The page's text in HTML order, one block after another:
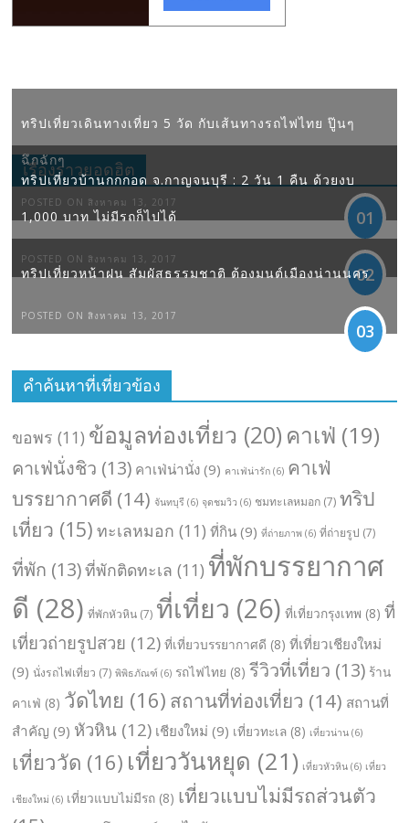
เรื่องราวยอดฮิต
ทริปเที่ยวเดินทางเที่ยว 5 วัด กับเส้นทางรถไฟไทย ปู๊นๆ
ฉึกฉักๆ
POSTED ON สิงหาคม 13, 2017
01
ทริปเที่ยวบ้านกกกอด จ.กาญจนบุรี : 2 วัน 1 คืน ด้วยงบ
1,000 บาท ไม่มีรถก็ไปได้
POSTED ON สิงหาคม 13, 2017
02
ทริปเที่ยวหน้าฝน สัมผัสธรรมชาติ ต้องมนต์เมืองน่านนคร
POSTED ON สิงหาคม 13, 2017
03
คำค้นหาที่เที่ยวข้อง
ขอพร (11) ข้อมูลท่องเที่ยว (20) คาเฟ่ (19)
คาเฟ่นั่งชิว (13) คาเฟ่น่านั่ง (9) คาเฟ่น่ารัก (6) คาเฟ่
บรรยากาศดี (14) จันทบุรี (6) จุดชมวิว (6) ชมทะเลหมอก (7) ทริป
เที่ยว (15) ทะเลหมอก (11) ที่กิน (9) ที่ถ่ายภาพ (6) ที่ถ่ายรูป (7)
ที่พัก (13)ที่พักติดทะเล (11) ที่พักบรรยากาศ
ดี (28) ที่พักหัวหิน (7) ที่เที่ยว (26) ที่เที่ยวกรุงเทพ (8) ที่
เที่ยวถ่ายรูปสวย (12) ที่เที่ยวบรรยากาศดี (8) ที่เที่ยวเชียงใหม่
(9) นั่งรถไฟเที่ยว (7) พิพิธภัณฑ์ (6) รถไฟไทย (8) รีวิวที่เที่ยว (13) ร้าน
คาเฟ่ (8) วัดไทย (16) สถานที่ท่องเที่ยว (14) สถานที่
สำคัญ (9) หัวหิน (12) เชียงใหม่ (9) เที่ยวทะเล (8) เที่ยวน่าน (6)
เที่ยววัด (16) เที่ยววันหยุด (21) เที่ยวหัวหิน (6) เที่ยว
เชียงใหม่ (6) เที่ยวแบบไม่มีรถ (8) เที่ยวแบบไม่มีรถส่วนตัว